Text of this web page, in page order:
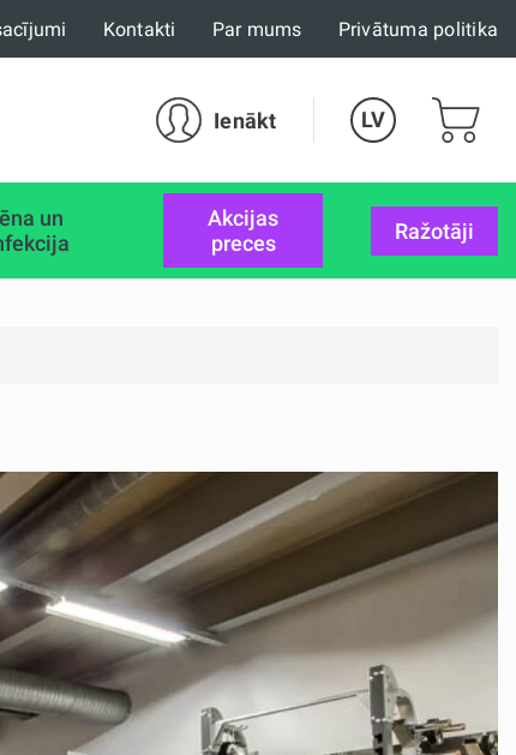
Kontakti Par mums Privātuma politika
Ienākt LV
un
akcijas
preces
Ražotāji